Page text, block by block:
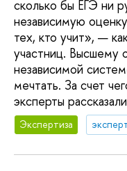
сколько бы ЕГЭ ни
независимую
тех, кто учит», —
участниц. Высшему
независимой
мечтать. За счет
эксперты
Экспертиза